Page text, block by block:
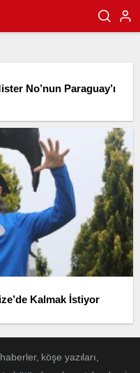
No’nun Paraguay’ı
Kalmak İstiyor
köşe yazıları,